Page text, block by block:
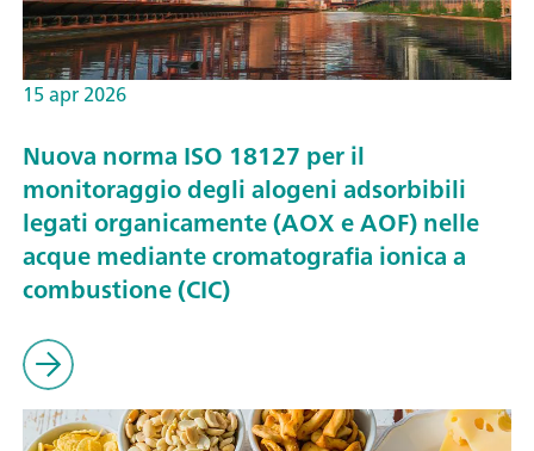
15 apr 2026
Nuova norma ISO 18127 per il
monitoraggio degli alogeni adsorbibili
legati organicamente (AOX e AOF) nelle
acque mediante cromatografia ionica a
combustione (CIC)